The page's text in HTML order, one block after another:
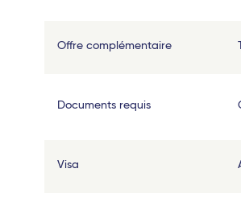
Offre complémentaire
Documents requis
Visa